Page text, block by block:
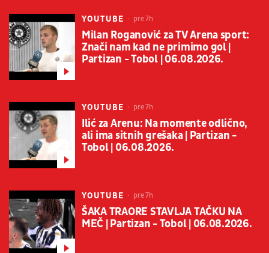
YOUTUBE pre 7h
Milan Roganović za TV Arena sport:
Znači nam kad ne primimo gol |
Partizan - Tobol | 06.08.2026.
YOUTUBE pre 7h
Ilić za Arenu: Na momente odlično,
ali ima sitnih grešaka | Partizan -
Tobol | 06.08.2026.
YOUTUBE pre 7h
ŠAKA TRAORE STAVLJA TAČKU NA
MEČ | Partizan - Tobol | 06.08.2026.